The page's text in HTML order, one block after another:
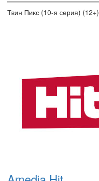
Твин Пикс (10-я серия) (12+)